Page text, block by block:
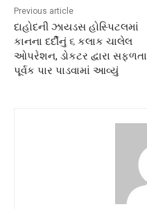
Previous article
દાહોદની ઝાયડસ હોસ્પિટલમાં
કાનના દર્દીનું ૬ કલાક ચાલેલ
ઓપરેશન, ડોકટર દ્વારા સફળતા
પૂર્વક પાર પાડવામાં આવ્યું